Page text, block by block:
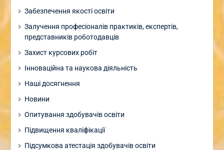
Забезпечення якості освіти
Залучення професіоналів практиків, експертів,
представників роботодавців
Захист курсових робіт
Інноваційна та наукова діяльність
Наші досягнення
Новини
Опитування здобувачів освіти
Підвищення кваліфікації
Підсумкова атестація здобувачів освіти